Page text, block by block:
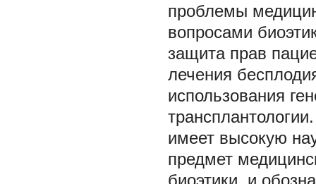
проблемы
вопросами
защита прав
лечения
использования
имеет высокую
предмет
биоэтики, и